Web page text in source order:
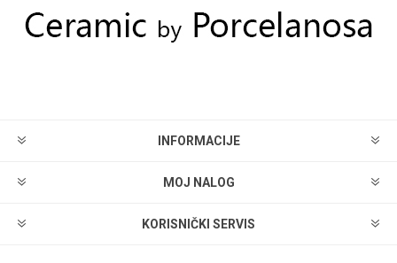
INFORMACIJE
MOJ NALOG
KORISNIČKI SERVIS